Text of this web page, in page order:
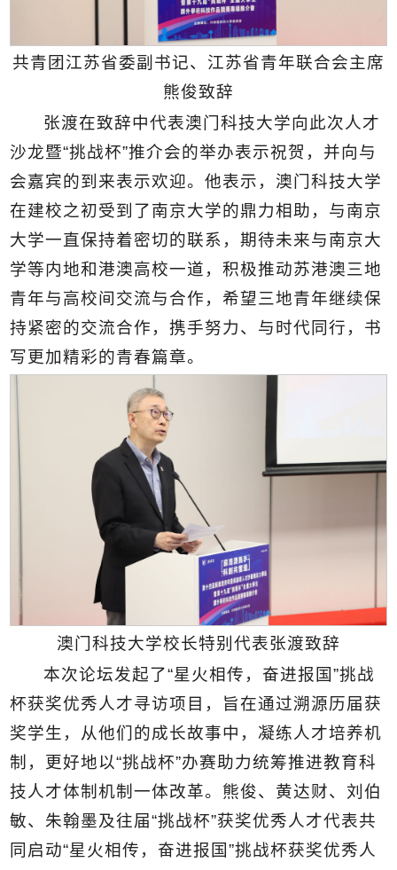
共青团江苏省委副书记、江苏省青年联合会主席
熊俊致辞
张渡在致辞中代表澳门科技大学向此次人才
沙龙暨“挑战杯”推介会的举办表示祝贺，并向与
会嘉宾的到来表示欢迎。他表示，澳门科技大学
在建校之初受到了南京大学的鼎力相助，与南京
大学一直保持着密切的联系，期待未来与南京大
学等内地和港澳高校一道，积极推动苏港澳三地
青年与高校间交流与合作，希望三地青年继续保
持紧密的交流合作，携手努力、与时代同行，书
写更加精彩的青春篇章。
澳门科技大学校长特别代表张渡致辞
本次论坛发起了“星火相传，奋进报国”挑战
杯获奖优秀人才寻访项目，旨在通过溯源历届获
奖学生，从他们的成长故事中，凝练人才培养机
制，更好地以“挑战杯”办赛助力统筹推进教育科
技人才体制机制一体改革。熊俊、黄达财、刘伯
敏、朱翰墨及往届“挑战杯”获奖优秀人才代表共
同启动“星火相传，奋进报国”挑战杯获奖优秀人